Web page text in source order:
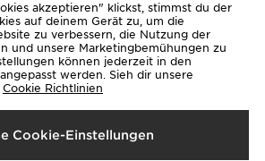
Lieferung Nach
akzeptieren" klickst, stimmst du der
auf deinem Gerät zu, um die
zu verbessern, die Nutzung der
und unsere Marketingbemühungen zu
können jederzeit in den
werden. Sieh dir unsere
Cookie Richtlinien
Cookie-Einstellungen